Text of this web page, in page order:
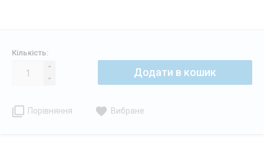
Кількість:
Додати в кошик
Порівняння Вибране